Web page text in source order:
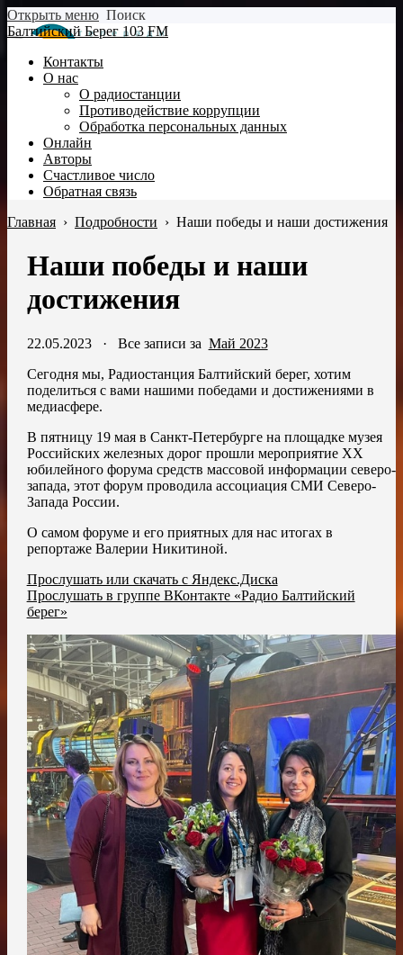
Открыть меню Поиск
Балтийский Берег 103 FM
Контакты
О нас
О радиостанции
Противодействие коррупции
Обработка персональных данных
Онлайн
Авторы
Счастливое число
Обратная связь
Главная › Подробности › Наши победы и наши достижения
Наши победы и наши
достижения
22.05.2023· Все записи за Май 2023
Сегодня мы, Радиостанция Балтийский берег, хотим
поделиться с вами нашими победами и достижениями в
медиасфере.
В пятницу 19 мая в Санкт-Петербурге на площадке музея
Российских железных дорог прошли мероприятие XX
юбилейного форума средств массовой информации северо-
запада, этот форум проводила ассоциация СМИ Северо-
Запада России.
О самом форуме и его приятных для нас итогах в
репортаже Валерии Никитиной.
Прослушать или скачать с Яндекс.Диска
Прослушать в группе ВКонтакте «Радио Балтийский
берег»